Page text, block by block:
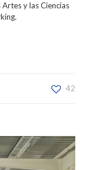
y las Ciencias
42